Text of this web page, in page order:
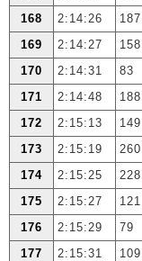
168
2:14:26 187
169
2:14:27 158
170
2:14:31 83
171
2:14:48 188
172
2:15:13 149
173
2:15:19 260
174
2:15:25 228
175
2:15:27 121
176
2:15:29 79
177
2:15:31 109